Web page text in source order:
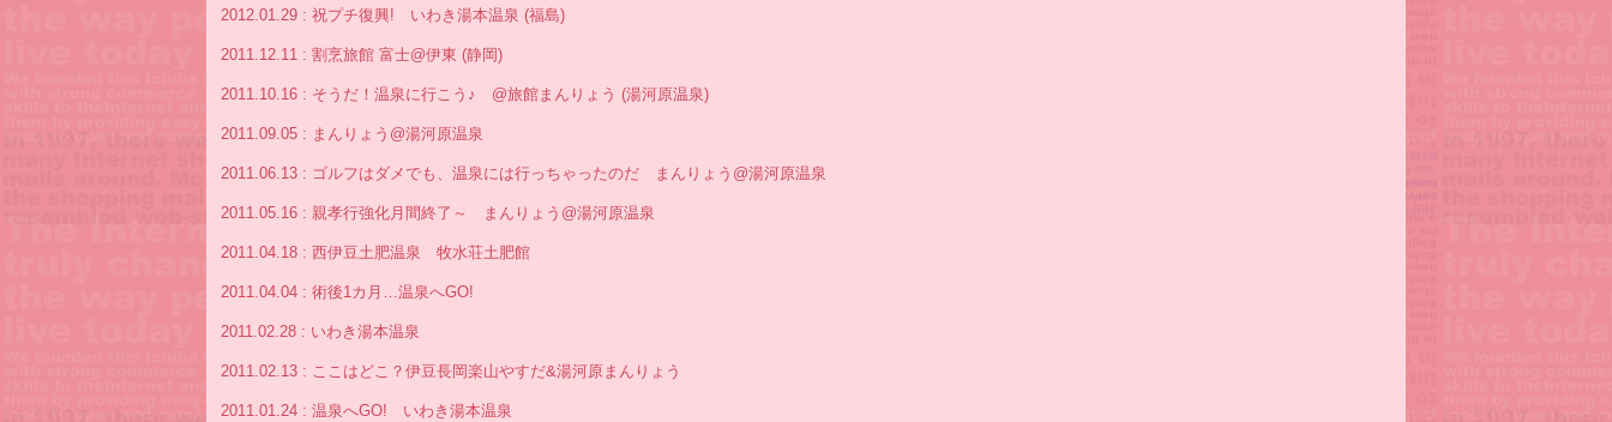
2012.01.29 : 祝プチ復興! いわき湯本温泉 (福島)
2011.12.11 : 割烹旅館 富士@伊東 (静岡)
2011.10.16 : そうだ！温泉に行こう♪ @旅館まんりょう (湯河原温泉)
2011.09.05 : まんりょう@湯河原温泉
2011.06.13 : ゴルフはダメでも、温泉には行っちゃったのだ まんりょう@湯河原温泉
2011.05.16 : 親孝行強化月間終了～ まんりょう@湯河原温泉
2011.04.18 : 西伊豆土肥温泉 牧水荘土肥館
2011.04.04 : 術後1カ月…温泉へGO!
2011.02.28 : いわき湯本温泉
2011.02.13 : ここはどこ？伊豆長岡楽山やすだ&湯河原まんりょう
2011.01.24 : 温泉へGO! いわき湯本温泉